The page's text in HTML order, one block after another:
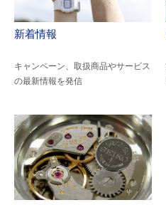
新着情報
キャンペーン、取扱商品やサービス
の最新情報を発信